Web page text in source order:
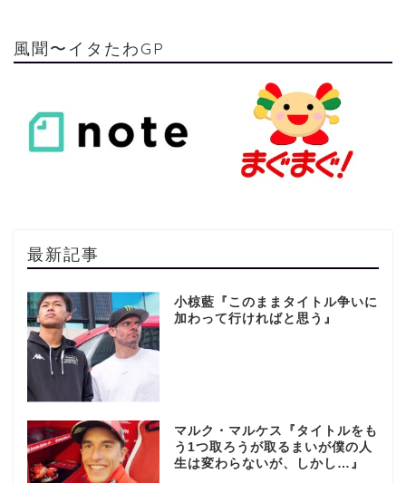
風聞〜イタたわGP
最新記事
小椋藍『このままタイトル争いに
加わって行ければと思う』
マルク・マルケス『タイトルをも
う1つ取ろうが取るまいが僕の人
生は変わらないが、しかし…』